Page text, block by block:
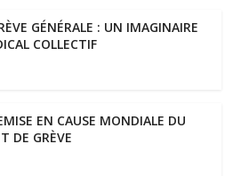
GÉNÉRALE : UN IMAGINAIRE
COLLECTIF
EN CAUSE MONDIALE DU
DE GRÈVE